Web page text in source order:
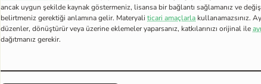
ancak uygun şekilde kaynak göstermeniz, lisansa bir bağlantı sağlamanız ve
belirtmeniz gerektiği anlamına gelir. Materyaliticari amaçlarla kullanamazsınız.
düzenler, dönüştürür veya üzerine eklemeler yaparsanız, katkılarınızı orijinal ile
dağıtmanız gerekir.